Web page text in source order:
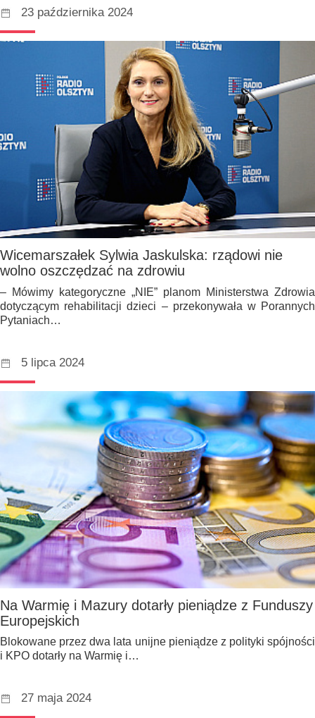
23 października 2024
Wicemarszałek Sylwia Jaskulska: rządowi nie
wolno oszczędzać na zdrowiu
– Mówimy kategoryczne „NIE” planom Ministerstwa Zdrowia
dotyczącym rehabilitacji dzieci – przekonywała w Porannych
Pytaniach…
5 lipca 2024
Na Warmię i Mazury dotarły pieniądze z Funduszy
Europejskich
Blokowane przez dwa lata unijne pieniądze z polityki spójności
i KPO dotarły na Warmię i…
27 maja 2024